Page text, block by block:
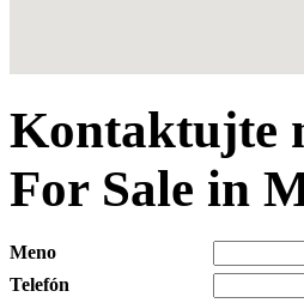
Kontaktujte
For Sale in
Meno
Telefón